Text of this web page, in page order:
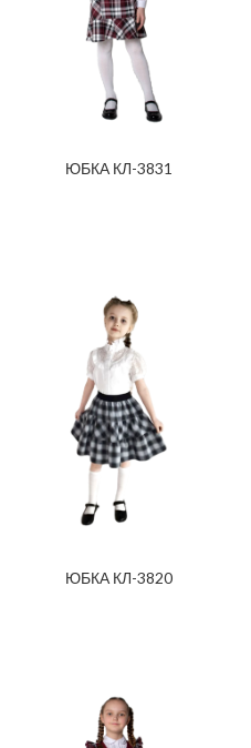
ЮБКА КЛ-3831
ЮБКА КЛ-3820